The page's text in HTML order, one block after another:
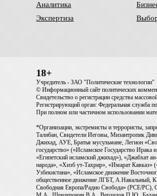
Аналитика
Экспертиза
18+
Учредитель - ЗАО "Политические технологии"
© Информационный сайт политических
Свидетельство о регистрации средства
Регистрирующий орган: Федеральная служба
При полном или частичном использовании
*Организации, экстремисты и террористы,
Талибан, Свидетели Иеговы, Мизантропик
Джихад, АУЕ, Братья мусульмане, Легион
государство» («Исламское Государство
«Египетский исламский джихад»),
народа», «Хизб ут-Тахрир», «Имарат
Узбекистана», «Исламское движение
общественное движение ЛГБТ, А.Навальный,
Свободная Европа/Радио Свобода» (PCE/